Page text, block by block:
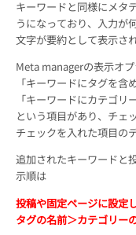
キーワードと同様にメタ
うになっており、入力が
文字が要約として表示さ
Meta managerの表示オ
「キーワードにタグを含
「キーワードにカテゴリ
という項目があり、チェ
チェックを入れた項目の
追加されたキーワードと
示順は
投稿や固定ページに設定
タグの名前＞カテゴリー